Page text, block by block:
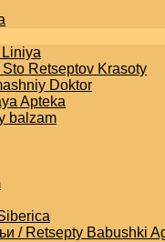
Retseptov Krasoty
Doktor
Apteka
balzam
/ Retsepty Babushki